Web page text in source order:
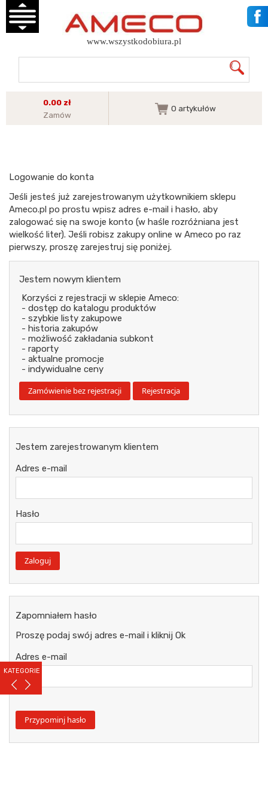
KATEGORIE
www.wszystkodobiura.pl
0.00 zł
Zamów
0 artykułów
Logowanie do konta
Jeśli jesteś już zarejestrowanym użytkownikiem sklepu
Ameco.pl po prostu wpisz adres e-mail i hasło, aby
zalogować się na swoje konto (w haśle rozróżniana jest
wielkość liter). Jeśli robisz zakupy online w Ameco po raz
pierwszy, proszę zarejestruj się poniżej.
Jestem nowym klientem
Korzyści z rejestracji w sklepie Ameco:
- dostęp do katalogu produktów
- szybkie listy zakupowe
- historia zakupów
- możliwość zakładania subkont
- raporty
- aktualne promocje
- indywidualne ceny
Jestem zarejestrowanym klientem
Adres e-mail
Hasło
Zapomniałem hasło
Proszę podaj swój adres e-mail i kliknij Ok
Adres e-mail